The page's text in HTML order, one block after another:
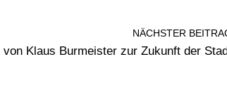
NÄCHSTER
von Klaus Burmeister zur Zukunft der